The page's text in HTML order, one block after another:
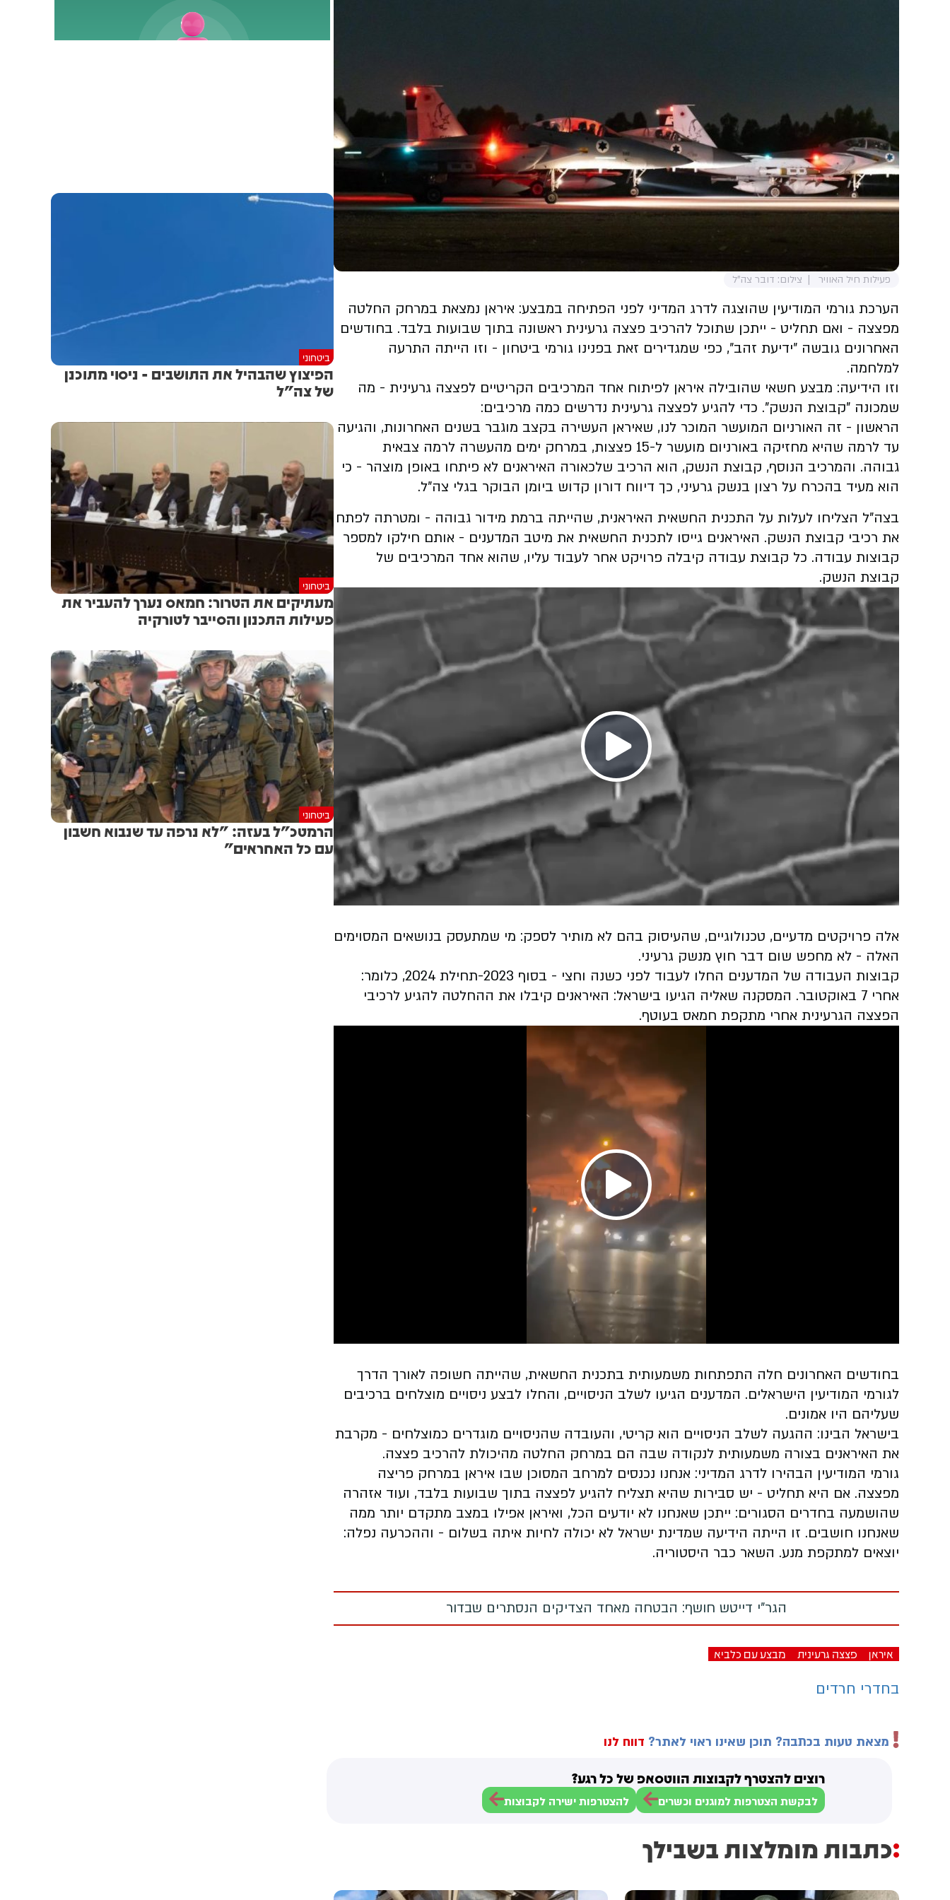
פעילות חיל האוויר צילום: דובר צה"ל
הערכת גורמי המודיעין שהוצגה לדרג המדיני לפני הפתיחה במבצע: איראן נמצאת במרחק החלטה
מפצצה - ואם תחליט - ייתכן שתוכל להרכיב פצצה גרעינית ראשונה בתוך שבועות בלבד. בחודשים
האחרונים גובשה ״ידיעת זהב״, כפי שמגדירים זאת בפנינו גורמי ביטחון - וזו הייתה התרעה
למלחמה.
וזו הידיעה: מבצע חשאי שהובילה איראן לפיתוח אחד המרכיבים הקריטיים לפצצה גרעינית - מה
שמכונה "קבוצת הנשק". כדי להגיע לפצצה גרעינית נדרשים כמה מרכיבים:
הראשון - זה האורניום המועשר המוכר לנו, שאיראן העשירה בקצב מוגבר בשנים האחרונות, והגיעה
עד לרמה שהיא מחזיקה באורניום מועשר ל-15 פצצות, במרחק ימים מהעשרה לרמה צבאית
גבוהה. והמרכיב הנוסף, קבוצת הנשק, הוא הרכיב שלכאורה האיראנים לא פיתחו באופן מוצהר - כי
הוא מעיד בהכרח על רצון בנשק גרעיני, כך דיווח דורון קדוש ביומן הבוקר בגלי צה״ל.
בצה"ל הצליחו לעלות על התכנית החשאית האיראנית, שהייתה ברמת מידור גבוהה - ומטרתה לפתח
את רכיבי קבוצת הנשק. האיראנים גייסו לתכנית החשאית את מיטב המדענים - אותם חילקו למספר
קבוצות עבודה. כל קבוצת עבודה קיבלה פרויקט אחר לעבוד עליו, שהוא אחד המרכיבים של
קבוצת הנשק.
Play
Video
אלה פרויקטים מדעיים, טכנולוגיים, שהעיסוק בהם לא מותיר לספק: מי שמתעסק בנושאים המסוימים
האלה - לא מחפש שום דבר חוץ מנשק גרעיני.
קבוצות העבודה של המדענים החלו לעבוד לפני כשנה וחצי - בסוף 2023-תחילת 2024, כלומר:
אחרי 7 באוקטובר. המסקנה שאליה הגיעו בישראל: האיראנים קיבלו את ההחלטה להגיע לרכיבי
הפצצה הגרעינית אחרי מתקפת חמאס בעוטף.
Play
Video
בחודשים האחרונים חלה התפתחות משמעותית בתכנית החשאית, שהייתה חשופה לאורך הדרך
לגורמי המודיעין הישראלים. המדענים הגיעו לשלב הניסויים, והחלו לבצע ניסויים מוצלחים ברכיבים
שעליהם היו אמונים.
בישראל הבינו: ההגעה לשלב הניסויים הוא קריטי, והעובדה שהניסויים מוגדרים כמוצלחים - מקרבת
את האיראנים בצורה משמעותית לנקודה שבה הם במרחק החלטה מהיכולת להרכיב פצצה.
גורמי המודיעין הבהירו לדרג המדיני: אנחנו נכנסים למרחב המסוכן שבו איראן במרחק פריצה
מפצצה. אם היא תחליט - יש סבירות שהיא תצליח להגיע לפצצה בתוך שבועות בלבד, ועוד אזהרה
שהושמעה בחדרים הסגורים: ייתכן שאנחנו לא יודעים הכל, ואיראן אפילו במצב מתקדם יותר ממה
שאנחנו חושבים. זו הייתה הידיעה שמדינת ישראל לא יכולה לחיות איתה בשלום - וההכרעה נפלה:
יוצאים למתקפת מנע. השאר כבר היסטוריה.
הגר"י דייטש חושף: הבטחה מאחד הצדיקים הנסתרים שבדור
איראן פצצה גרעינית מבצע עם כלביא
בחדרי חרדים
מצאת טעות בכתבה? תוכן שאינו ראוי לאתר? דווח לנו
רוצים להצטרף לקבוצות הווטסאפ של כל רגע?
לבקשת הצטרפות למוגנים וכשרים להצטרפות ישירה לקבוצות
כתבות מומלצות בשבילך
ביטחוני
הפיצוץ שהבהיל את התושבים - ניסוי מתוכנן
של צה"ל
ביטחוני
מעתיקים את הטרור: חמאס נערך להעביר את
פעילות התכנון והסייבר לטורקיה
ביטחוני
הרמטכ"ל בעזה: "לא נרפה עד שנבוא חשבון
עם כל האחראים"